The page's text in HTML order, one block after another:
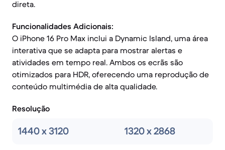
direta.
Funcionalidades Adicionais:
O iPhone 16 Pro Max inclui a Dynamic Island, uma área
interativa que se adapta para mostrar alertas e
atividades em tempo real. Ambos os ecrãs são
otimizados para HDR, oferecendo uma reprodução de
conteúdo multimédia de alta qualidade.
Resolução
1440 x 3120 1320 x 2868